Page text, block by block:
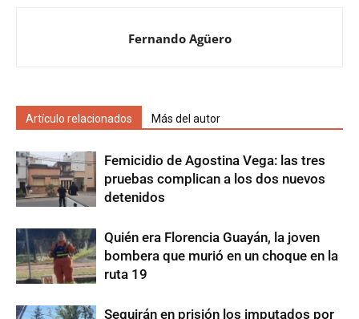
Fernando Agüero
Artículo relacionados Más del autor
Femicidio de Agostina Vega: las tres
pruebas complican a los dos nuevos
detenidos
Quién era Florencia Guayán, la joven
bombera que murió en un choque en la
ruta 19
Seguirán en prisión los imputados por